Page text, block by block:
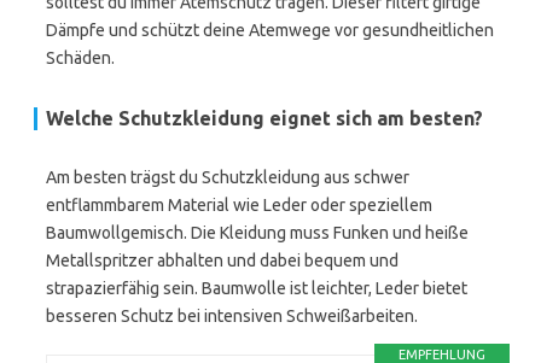
Dämpfe und schützt deine Atemwege vor gesundheitlichen
Schäden.
Welche Schutzkleidung eignet sich am besten?
Am besten trägst du Schutzkleidung aus schwer
entflammbarem Material wie Leder oder speziellem
Baumwollgemisch. Die Kleidung muss Funken und heiße
Metallspritzer abhalten und dabei bequem und
strapazierfähig sein. Baumwolle ist leichter, Leder bietet
besseren Schutz bei intensiven Schweißarbeiten.
EMPFEHLUNG